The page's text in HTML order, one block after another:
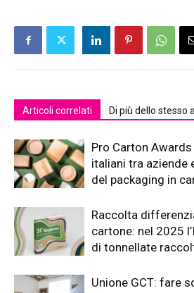
Articoli correlati Di più dello stesso
Pro Carton
italiani tra aziende
del packaging in
Raccolta
cartone: nel 2025
di tonnellate
Unione GCT: fare